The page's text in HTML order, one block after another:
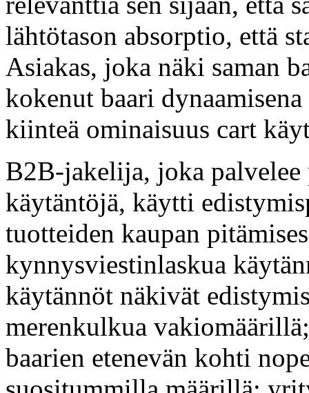
lähtötason absorptio, että
Asiakas, joka näki saman
kokenut baari
kiinteä ominaisuus cart
B2B-jakelija, joka
käytäntöjä, käytti
tuotteiden kaupan
kynnysviestinlaskua
käytännöt näkivät
merenkulkua
baarien etenevän kohti